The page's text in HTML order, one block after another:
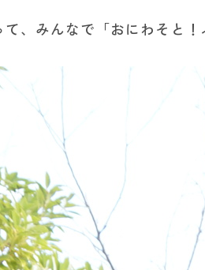
、みんなで「おにわそと